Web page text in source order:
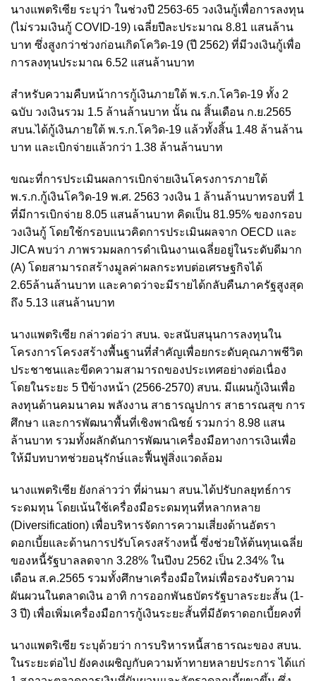
นางแพตริเซีย ระบุว่า ในช่วงปี 2563-65 วงเงินกู้เพื่อการลงทุน
(ไม่รวมเงินกู้ COVID-19) เฉลี่ยปีละประมาณ 8.81 แสนล้าน
บาท ซึ่งสูงกว่าช่วงก่อนเกิดโควิด-19 (ปี 2562) ที่มีวงเงินกู้เพื่อ
การลงทุนประมาณ 6.52 แสนล้านบาท
สำหรับความคืบหน้าการกู้เงินภายใต้ พ.ร.ก.โควิด-19 ทั้ง 2
ฉบับ วงเงินรวม 1.5 ล้านล้านบาท นั้น ณ สิ้นเดือน ก.ย.2565
สบน.ได้กู้เงินภายใต้ พ.ร.ก.โควิด-19 แล้วทั้งสิ้น 1.48 ล้านล้าน
บาท และเบิกจ่ายแล้วกว่า 1.38 ล้านล้านบาท
ขณะที่การประเมินผลการเบิกจ่ายเงินโครงการภายใต้
พ.ร.ก.กู้เงินโควิด-19 พ.ศ. 2563 วงเงิน 1 ล้านล้านบาทรอบที่ 1
ที่มีการเบิกจ่าย 8.05 แสนล้านบาท คิดเป็น 81.95% ของกรอบ
วงเงินกู้ โดยใช้กรอบแนวคิดการประเมินผลจาก OECD และ
JICA พบว่า ภาพรวมผลการดำเนินงานเฉลี่ยอยู่ในระดับดีมาก
(A) โดยสามารถสร้างมูลค่าผลกระทบต่อเศรษฐกิจได้
2.65ล้านล้านบาท และคาดว่าจะมีรายได้กลับคืนภาครัฐสูงสุด
ถึง 5.13 แสนล้านบาท
นางแพตริเซีย กล่าวต่อว่า สบน. จะสนับสนุนการลงทุนใน
โครงการโครงสร้างพื้นฐานที่สำคัญเพื่อยกระดับคุณภาพชีวิต
ประชาชนและขีดความสามารถของประเทศอย่างต่อเนื่อง
โดยในระยะ 5 ปีข้างหน้า (2566-2570) สบน. มีแผนกู้เงินเพื่อ
ลงทุนด้านคมนาคม พลังงาน สาธารณูปการ สาธารณสุข การ
ศึกษา และการพัฒนาพื้นที่เชิงพาณิชย์ รวมกว่า 8.98 แสน
ล้านบาท รวมทั้งผลักดันการพัฒนาเครื่องมือทางการเงินเพื่อ
ให้มีบทบาทช่วยอนุรักษ์และฟื้นฟูสิ่งแวดล้อม
นางแพตริเซีย ยังกล่าวว่า ที่ผ่านมา สบน.ได้ปรับกลยุทธ์การ
ระดมทุน โดยเน้นใช้เครื่องมือระดมทุนที่หลากหลาย
(Diversification) เพื่อบริหารจัดการความเสี่ยงด้านอัตรา
ดอกเบี้ยและด้านการปรับโครงสร้างหนี้ ซึ่งช่วยให้ต้นทุนเฉลี่ย
ของหนี้รัฐบาลลดจาก 3.28% ในปีงบ 2562 เป็น 2.34% ใน
เดือน ส.ค.2565 รวมทั้งศึกษาเครื่องมือใหม่เพื่อรองรับความ
ผันผวนในตลาดเงิน อาทิ การออกพันธบัตรรัฐบาลระยะสั้น (1-
3 ปี) เพื่อเพิ่มเครื่องมือการกู้เงินระยะสั้นที่มีอัตราดอกเบี้ยคงที่
นางแพตริเซีย ระบุด้วยว่า การบริหารหนี้สาธารณะของ สบน.
ในระยะต่อไป ยังคงเผชิญกับความท้าทายหลายประการ ได้แก่